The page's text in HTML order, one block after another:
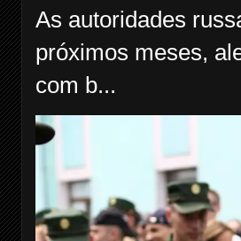
As autoridades
próximos meses,
com b...